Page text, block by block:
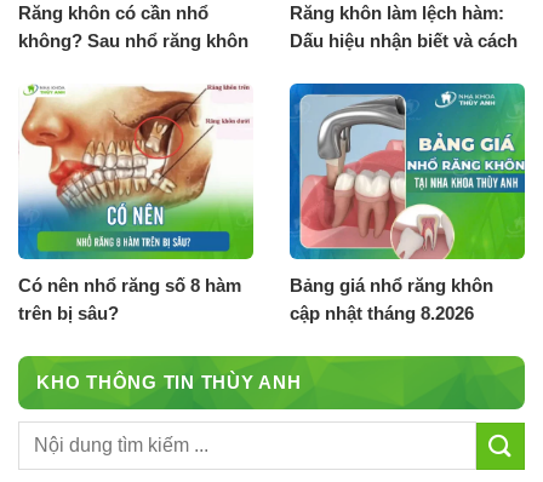
Răng khôn có cần nhổ
không? Sau nhổ răng khôn
Răng khôn làm lệch hàm:
Dấu hiệu nhận biết và cách
Có nên nhổ răng số 8 hàm
trên bị sâu?
Bảng giá nhổ răng khôn
cập nhật tháng 8.2026
KHO THÔNG TIN THÙY ANH